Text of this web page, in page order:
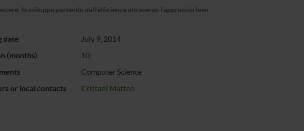
lo sviluppo partendo dall'efficienza attraverso l'approccio lean
date
July 9, 2014
(months)
10
Computer Science
or local contacts
Cristani Matteo